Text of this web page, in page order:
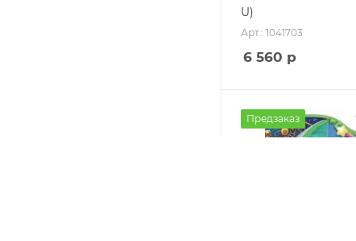
U)
Арт.: 1041703
6 560 р
Предзаказ